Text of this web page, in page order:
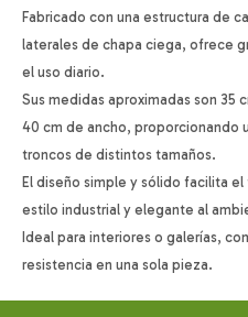
Fabricado con una estructura de
laterales de chapa ciega, ofrece
el uso diario.
Sus medidas aproximadas son
40 cm de ancho, proporcionando
troncos de distintos tamaños.
El diseño simple y sólido facilita
estilo industrial y elegante al
Ideal para interiores o galerías,
resistencia en una sola pieza.